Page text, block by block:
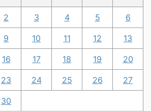
2 3 4 5 6
9 10 11 12 13
16 17 18 19 20
23 24 25 26 27
30